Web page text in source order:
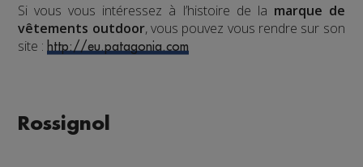
Si vous vous intéressez à l’histoire de la marque de
vêtements outdoor, vous pouvez vous rendre sur son
site :http://eu.patagonia.com
Rossignol